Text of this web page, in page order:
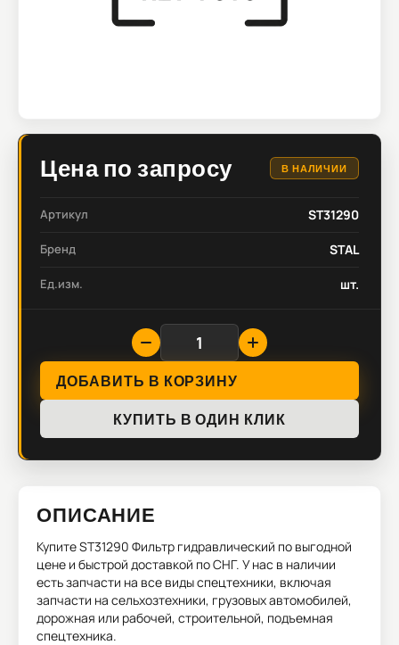
Цена по запросу В НАЛИЧИИ
Артикул ST31290
Бренд STAL
Ед.изм. шт.
ДОБАВИТЬ В КОРЗИНУ
КУПИТЬ В ОДИН КЛИК
ОПИСАНИЕ
КупитеST31290 Фильтр гидравлический по выгодной
цене и быстрой доставкой по СНГ. У нас в наличии
есть запчасти на все виды спецтехники, включая
запчасти на сельхозтехники, грузовых автомобилей,
дорожная или рабочей, строительной, подъемная
спецтехника.